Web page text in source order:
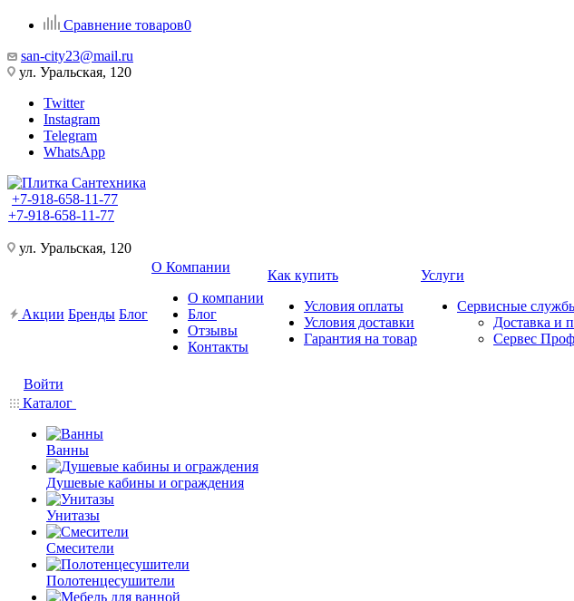
Сравнение товаров0
san-city23@mail.ru
ул. Уральская, 120
Twitter
Instagram
Telegram
WhatsApp
+7-918-658-11-77
+7-918-658-11-77
ул. Уральская, 120
Акции Бренды Блог
О Компании
О компании
Блог
Отзывы
Контакты
Как купить
Условия оплаты
Условия доставки
Гарантия на товар
Услуги
Сервисные
Доставка и
Сервес
Войти
Каталог
Ванны
Душевые кабины и ограждения
Унитазы
Смесители
Полотенцесушители